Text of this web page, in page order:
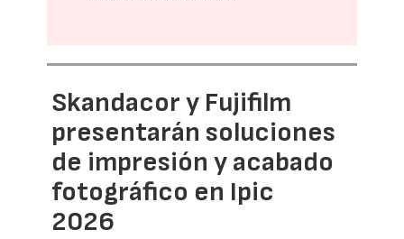
Skandacor y Fujifilm
presentarán soluciones
de impresión y acabado
fotográfico en Ipic
2026